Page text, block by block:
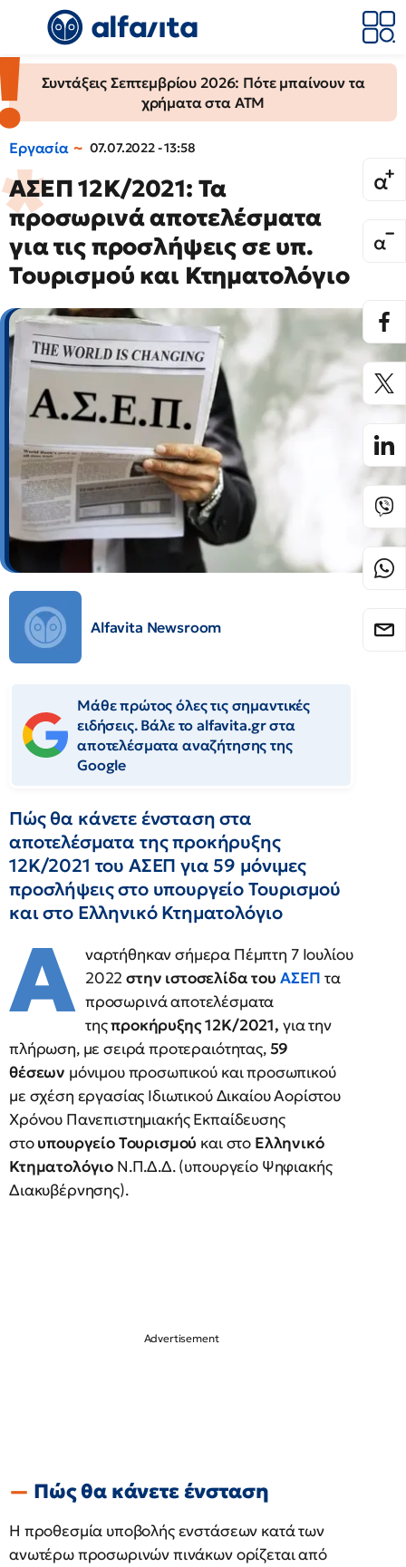
Συντάξεις Σεπτεμβρίου 2026: Πότε μπαίνουν τα
χρήματα στα ΑΤΜ
Εργασία 07.07.2022 - 13:58
ΑΣΕΠ 12Κ/2021: Τα
προσωρινά αποτελέσματα
για τις προσλήψεις σε υπ.
Τουρισμού και Κτηματολόγιο
Alfavita Newsroom
Μάθε πρώτος όλες τις σημαντικές
ειδήσεις. Βάλε το alfavita.gr στα
αποτελέσματα αναζήτησης της
Google
Πώς θα κάνετε ένσταση στα
αποτελέσματα της προκήρυξης
12Κ/2021 του ΑΣΕΠ για 59 μόνιμες
προσλήψεις στο υπουργείο Τουρισμού
και στο Ελληνικό Κτηματολόγιο
Α ναρτήθηκαν σήμερα Πέμπτη 7 Ιουλίου
2022στην ιστοσελίδα του ΑΣΕΠ τα
προσωρινά αποτελέσματα
τηςπροκήρυξης 12Κ/2021, για την
πλήρωση, με σειρά προτεραιότητας,59
θέσεων μόνιμου προσωπικού και προσωπικού
με σχέση εργασίας Ιδιωτικού Δικαίου Αορίστου
Χρόνου Πανεπιστημιακής Εκπαίδευσης
στουπουργείο Τουρισμού και στο Ελληνικό
Κτηματολόγιο Ν.Π.Δ.Δ. (υπουργείο Ψηφιακής
Διακυβέρνησης).
Πώς θα κάνετε ένσταση
H προθεσμία υποβολής ενστάσεων κατά των
ανωτέρω προσωρινών πινάκων ορίζεται από